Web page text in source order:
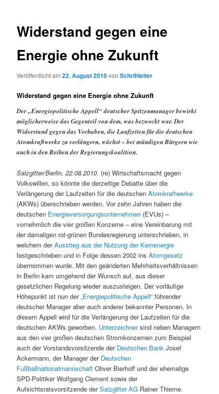
Widerstand gegen eine
Energie ohne Zukunft
Veröffentlicht am22. August 2010vonSchriftleiter
Widerstand gegen eine Energie ohne Zukunft
Der „Energiepolitische Appell“ deutscher Spitzenmanager bewirkt
möglicherweise das Gegenteil von dem, was bezweckt war. Der
Widerstand gegen das Vorhaben, die Laufzeiten für die deutschen
Atomkraftwerke zu verlängern, wächst – bei mündigen Bürgern wie
auch in den Reihen der Regierungskoalition.
Salzgitter/Berlin, 22.08.2010. (re) Wirtschaftsmacht gegen
Volkswillen, so könnte die derzeitige Debatte über die
Verlängerung der Laufzeiten für die deutschenAtomkraftwerke
(AKWs) überschrieben werden. Vor zehn Jahren haben die
deutschen Energieversorgungsunternehmen (EVUs) –
vornehmlich die vier großen Konzerne – eine Vereinbarung mit
der damaligen rot-grünen Bundesregierung unterschrieben, in
welchem derAusstieg aus der Nutzung der Kernenergie
festgeschrieben und in Folge dessen 2002 insAtomgesetz
übernommen wurde. Mit den geänderten Mehrheitsverhältnissen
in Berlin kam umgehend der Wunsch auf, aus dieser
gesetzlichen Regelung wieder auszusteigen. Der vorläufige
Höhepunkt ist nun der„Energiepolitische Appell“ führender
deutscher Manager aber auch anderer bekannter Personen. In
diesem Appell wird für die Verlängerung der Laufzeiten für die
deutschen AKWs geworben. Unterzeichnersind neben Managern
aus den vier großen deutschen Stromkonzernen zum Beispiel
auch der Vorstandsvorsitzende der Deutschen Bank Josef
Ackermann, der Manager der Deutschen
Fußballnationalmannschaft Oliver Bierhoff und der ehemalige
SPD-Politiker Wolfgang Clement sowie der
Aufsichtsratsvorsitzende derSalzgitter AG Rainer Thieme.